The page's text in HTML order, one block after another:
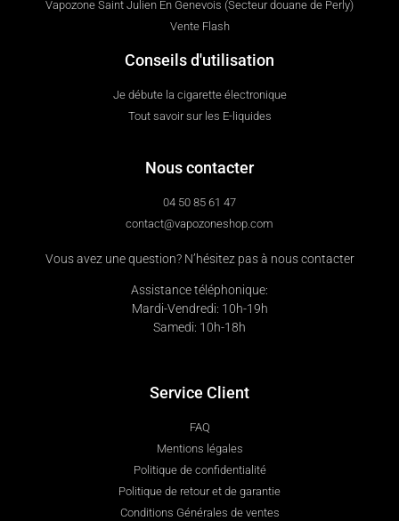
Vapozone Saint Julien En Genevois (Secteur douane de Perly)
Vente Flash
Conseils d'utilisation
Je débute la cigarette électronique
Tout savoir sur les E-liquides
Nous contacter
04 50 85 61 47
contact@vapozoneshop.com
Vous avez une question? N’hésitez pas à nous contacter
Assistance téléphonique:
Mardi-Vendredi: 10h-19h
Samedi: 10h-18h
Service Client
FAQ
Mentions légales
Politique de confidentialité
Politique de retour et de garantie
Conditions Générales de ventes